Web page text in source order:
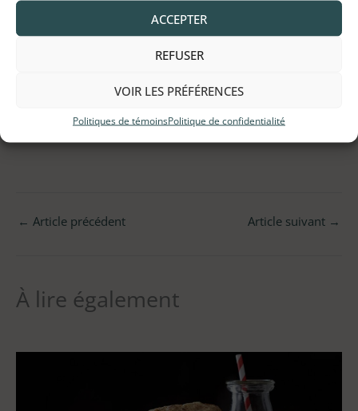
ACCEPTER
REFUSER
VOIR LES PRÉFÉRENCES
Politiques de témoinsPolitique de confidentialité
Mettre tous les ingrédients au mélangeur jusqu’à
l’obtention d’un mélange crémeux.
← Article précédent Article suivant →
À lire également